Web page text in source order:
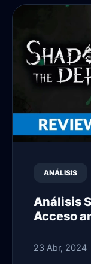
ANÁLISIS
Análisis
Acceso
23 Abr, 2024